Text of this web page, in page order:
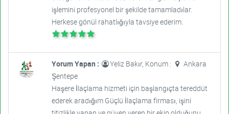
işlemini profesyonel bir şekilde tamamladılar.
Herkese gönül rahatlığıyla tavsiye ederim.
Yorum Yapan : Yeliz Bakır, Konum :
Ankara
Şentepe
Haşere İlaçlama hizmeti için başlangıçta tereddüt
ederek aradığım Güçlü İlaçlama firması, işini